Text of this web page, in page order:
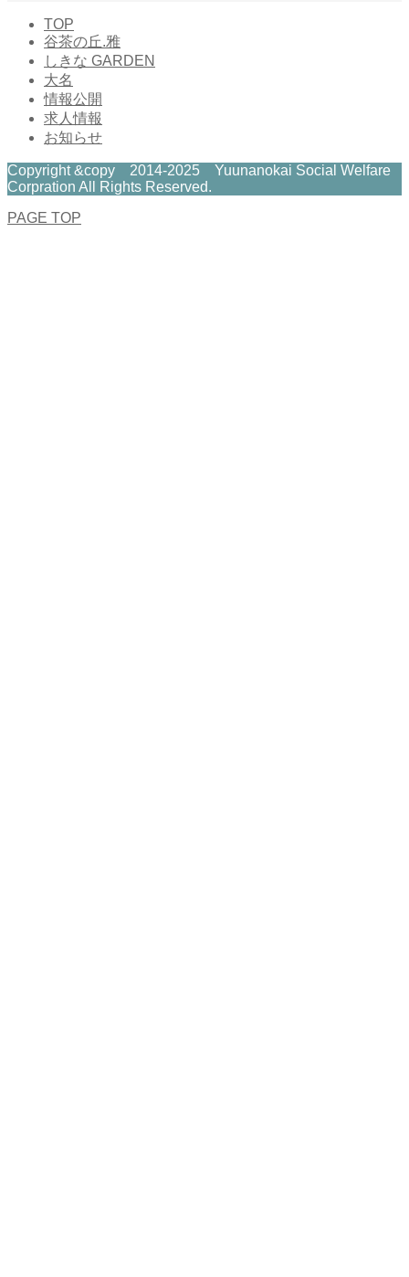
TOP
谷茶の丘.雅
しきな GARDEN
大名
情報公開
求人情報
お知らせ
Copyright &copy 2014-2025 Yuunanokai Social Welfare
Corpration All Rights Reserved.
PAGE TOP